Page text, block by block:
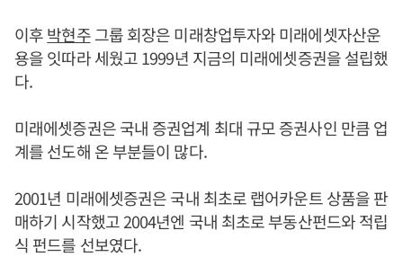
이후박현주그룹 회장은 미래창업투자와 미래에셋자산운
용을 잇따라 세웠고 1999년 지금의 미래에셋증권을 설립했
다.
미래에셋증권은 국내 증권업계 최대 규모 증권사인 만큼 업
계를 선도해 온 부분들이 많다.
2001년 미래에셋증권은 국내 최초로 랩어카운트 상품을 판
매하기 시작했고 2004년엔 국내 최초로 부동산펀드와 적립
식 펀드를 선보였다.